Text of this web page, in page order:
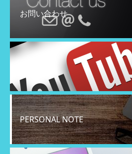
お問い合わせ
PERSONAL NOTE